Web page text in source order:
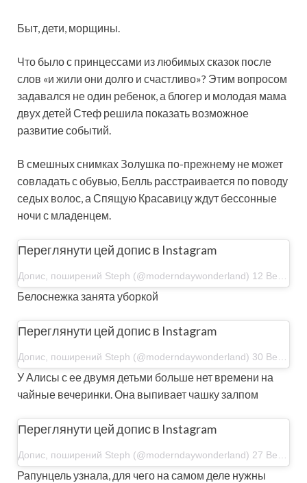
Быт, дети, морщины.
Что было с принцессами из любимых сказок после
слов «и жили они долго и счастливо»? Этим вопросом
задавался не один ребенок, а блогер и молодая мама
двух детей Стеф решила показать возможное
развитие событий.
В смешных снимках Золушка по-прежнему не может
совладать с обувью, Белль расстраивается по поводу
седых волос, а Спящую Красавицу ждут бессонные
ночи с младенцем.
Переглянути цей допис в Instagram
Белоснежка занята уборкой
Переглянути цей допис в Instagram
У Алисы с ее двумя детьми больше нет времени на
чайные вечеринки. Она выпивает чашку залпом
Переглянути цей допис в Instagram
Рапунцель узнала, для чего на самом деле нужны